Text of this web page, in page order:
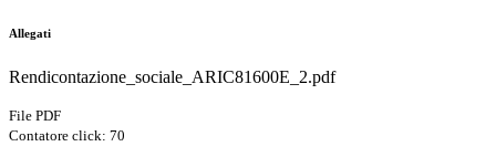
Allegati
Rendicontazione_sociale_ARIC81600E_2.pdf
File PDF
Contatore click: 70